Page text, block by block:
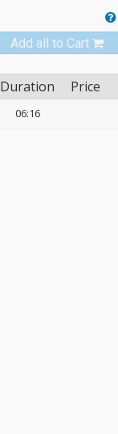
Add all to Cart
Duration Price
06:16